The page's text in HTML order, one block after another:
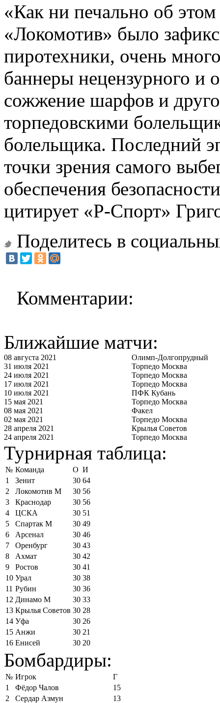
«Как ни печально об
«Локомотив» было
пиротехники, очень
баннеры нецензурного и
сожжение шарфов и
торпедовскими
болельщика. Последний
точки зрения самого
обеспечения
цитирует «Р-Спорт»
Поделитесь в
Комментарии:
Ближайшие матчи:
08 августа 2021
Олимп-Долгопрудный
31 июля 2021
Торпедо Москва
24 июля 2021
Торпедо Москва
17 июля 2021
Торпедо Москва
10 июля 2021
ПФК Кубань
15 мая 2021
Торпедо Москва
08 мая 2021
Факел
02 мая 2021
Торпедо Москва
28 апреля 2021
Крылья Советов
24 апреля 2021
Торпедо Москва
Турнирная таблица:
№ Команда О И
1
Зенит 30 64
2
Локомотив М 30 56
3
Краснодар 30 56
4
ЦСКА 30 51
5
Спартак М 30 49
6
Арсенал 30 46
7
Оренбург 30 43
8
Ахмат 30 42
9
Ростов 30 41
10 Урал 30 38
11 Рубин 30 36
12 Динамо М 30 33
13 Крылья Советов 30 28
14 Уфа 30 26
15 Анжи 30 21
16 Енисей 30 20
Бомбардиры:
№ Игрок
Г
1
Фёдор Чалов
15
2
Сердар Азмун
13